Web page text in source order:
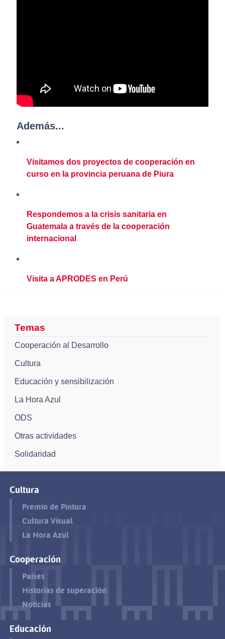
Además...
Visitamos dos proyectos de cooperación en
curso en la provincia peruana de Piura
Respondemos a la crisis sanitaria en
Guatemala a través de la cooperación
internacional
Visita a APRODES en Perú
Temas
Cooperación al Desarrollo
Cultura
Educación y sensibilización
La Hora Azul
ODS
Otras actividades
Solidaridad
Cultura
Premio de Pintura
Cultura Visual
La Hora Azul
Cooperación
Países
Historias de superación
Noticias
Educación